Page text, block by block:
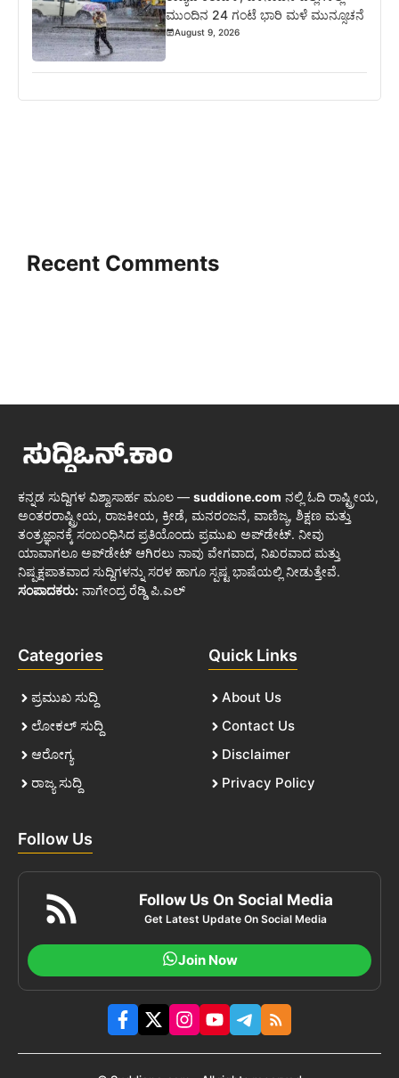
ಮುಂದಿನ 24 ಗಂಟೆ ಭಾರಿ ಮಳೆ ಮುನ್ಸೂಚನೆ
August 9, 2026
Recent Comments
ಕನ್ನಡ ಸುದ್ದಿಗಳ ವಿಶ್ವಾಸಾರ್ಹ ಮೂಲ — suddione.com ನಲ್ಲಿ ಓದಿ ರಾಷ್ಟ್ರೀಯ,
ಅಂತರರಾಷ್ಟ್ರೀಯ, ರಾಜಕೀಯ, ಕ್ರೀಡೆ, ಮನರಂಜನೆ, ವಾಣಿಜ್ಯ, ಶಿಕ್ಷಣ ಮತ್ತು
ತಂತ್ರಜ್ಞಾನಕ್ಕೆ ಸಂಬಂಧಿಸಿದ ಪ್ರತಿಯೊಂದು ಪ್ರಮುಖ ಅಪ್‌ಡೇಟ್. ನೀವು
ಯಾವಾಗಲೂ ಅಪ್‌ಡೇಟ್ ಆಗಿರಲು ನಾವು ವೇಗವಾದ, ನಿಖರವಾದ ಮತ್ತು
ನಿಷ್ಪಕ್ಷಪಾತವಾದ ಸುದ್ದಿಗಳನ್ನು ಸರಳ ಹಾಗೂ ಸ್ಪಷ್ಟ ಭಾಷೆಯಲ್ಲಿ ನೀಡುತ್ತೇವೆ.
ಸಂಪಾದಕರು: ನಾಗೇಂದ್ರ ರೆಡ್ಡಿ ಪಿ.ಎಲ್
Categories
ಪ್ರಮುಖ ಸುದ್ದಿ
ಲೋಕಲ್ ಸುದ್ದಿ
ಆರೋಗ್ಯ
ರಾಜ್ಯ ಸುದ್ದಿ
Quick Links
About Us
Contact Us
Disclaimer
Privacy Policy
Follow Us
Follow Us On Social Media
Get Latest Update On Social Media
Join Now